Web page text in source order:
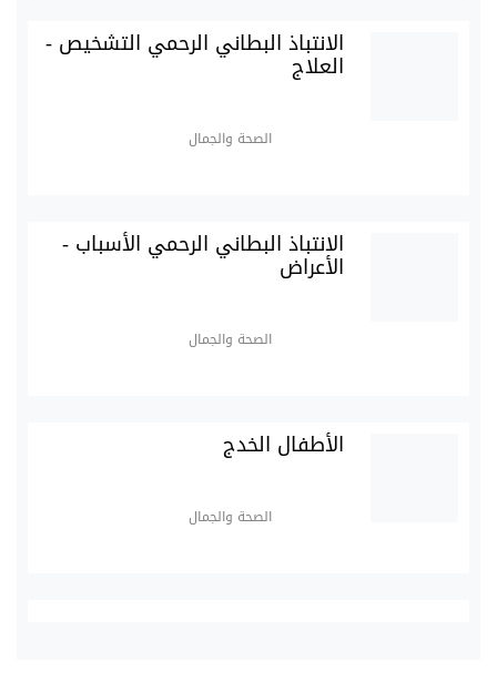
الانتباذ البطاني الرحمي التشخيص -
العلاج
الصحة والجمال
الانتباذ البطاني الرحمي الأسباب -
الأعراض
الصحة والجمال
الأطفال الخدج
الصحة والجمال